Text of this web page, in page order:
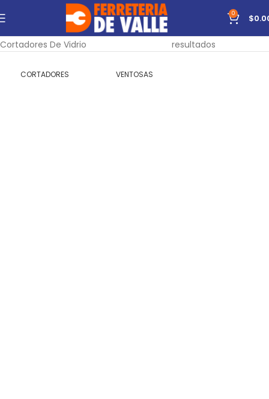
0 $
Herramientas Manuales Corte
Cortadores De Vidrio
resultados
CORTADORES VENTOSAS